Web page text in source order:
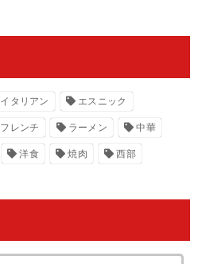
イタリアン エスニック
フレンチ ラーメン 中華
洋食 焼肉 西部